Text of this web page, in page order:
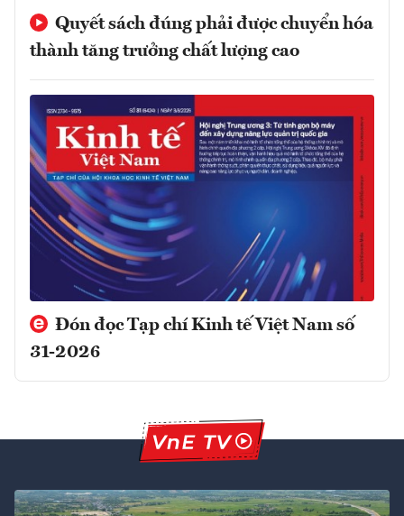
Quyết sách đúng phải được chuyển hóa
thành tăng trưởng chất lượng cao
Đón đọc Tạp chí Kinh tế Việt Nam số
31-2026